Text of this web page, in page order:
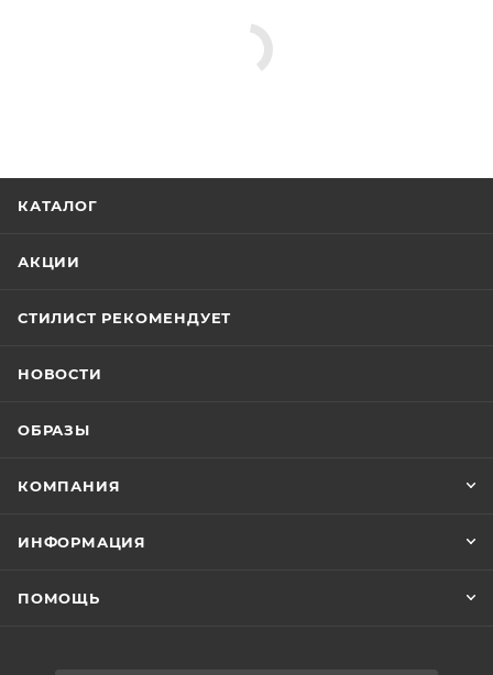
КАТАЛОГ
АКЦИИ
СТИЛИСТ РЕКОМЕНДУЕТ
НОВОСТИ
ОБРАЗЫ
КОМПАНИЯ
ИНФОРМАЦИЯ
ПОМОЩЬ